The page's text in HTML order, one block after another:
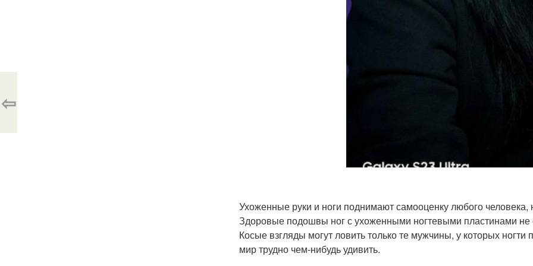
Ухоженные руки и ноги поднимают самооценку любого
Здоровые подошвы ног с ухоженными ногтевыми пластинами не
Косые взгляды могут ловить только те мужчины, у которых
мир трудно чем-нибудь удивить.
⇦